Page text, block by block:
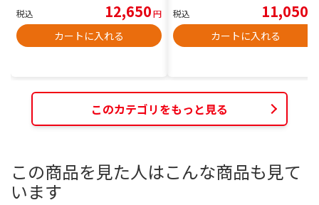
税込 12,650円
カートに入れる
税込 11,050
カートに入れる
このカテゴリをもっと見る
この商品を見た人はこんな商品も見て
います